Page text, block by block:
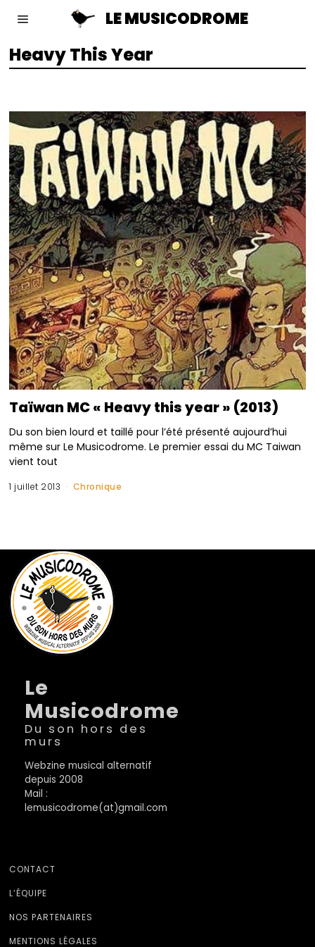
LE MUSICODROME
Heavy This Year
Taïwan MC « Heavy this year » (2013)
Du son bien lourd et taillé pour l’été présenté aujourd’hui
même sur Le Musicodrome. Le premier essai du MC Taiwan
vient tout
1 juillet 2013 Chronique
Le
Musicodrome
Du son hors des
murs
Webzine musical alternatif
depuis 2008
Mail :
lemusicodrome(at)gmail.com
CONTACT
L’ÉQUIPE
NOS PARTENAIRES
MENTIONS LÉGALES